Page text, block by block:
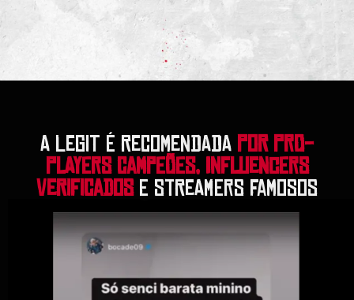
A LEGIT É RECOMENDADA POR PRO-
PLAYERS CAMPEÕES, INFLUENCERS
VERIFICADOSE STREAMERS FAMOSOS